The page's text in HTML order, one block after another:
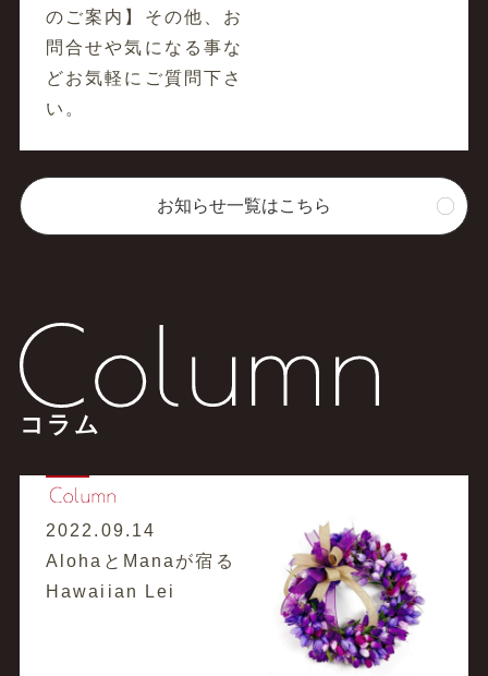
のご案内】その他、お
問合せや気になる事な
どお気軽にご質問下さ
い。
お知らせ一覧はこちら
コラム
2022.09.14
AlohaとManaが宿る
Hawaiian Lei